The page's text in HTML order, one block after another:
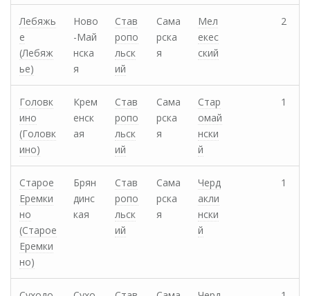
Лебяжь
е
(Лебяж
ье)
Ново
-Май
нска
я
Став
ропо
льск
ий
Сама
рска
я
Мел
екес
ский
2
Головк
ино
(Головк
ино)
Крем
енск
ая
Став
ропо
льск
ий
Сама
рска
я
Стар
омай
нски
й
1
Старое
Еремки
но
(Старое
Еремки
но)
Брян
динс
кая
Став
ропо
льск
ий
Сама
рска
я
Черд
акли
нски
й
1